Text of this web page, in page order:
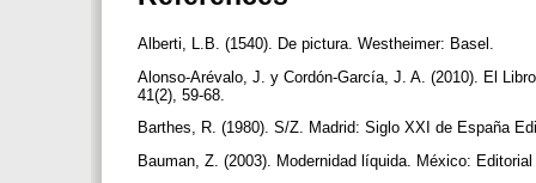
Alberti, L.B. (1540). De pictura. Westheimer: Basel.
Alonso-Arévalo, J. y Cordón-García, J. A. (2010). El
41(2), 59-68.
Barthes, R. (1980). S/Z. Madrid: Siglo XXI de España
Bauman, Z. (2003). Modernidad líquida. México: